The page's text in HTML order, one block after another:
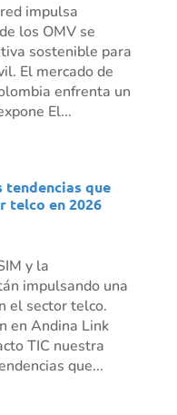
impulsa
los OMV se
sostenible para
El mercado de
enfrenta un
El...
tendencias que
telco en 2026
y la
impulsando una
el sector telco.
en Andina Link
TIC nuestra
que...